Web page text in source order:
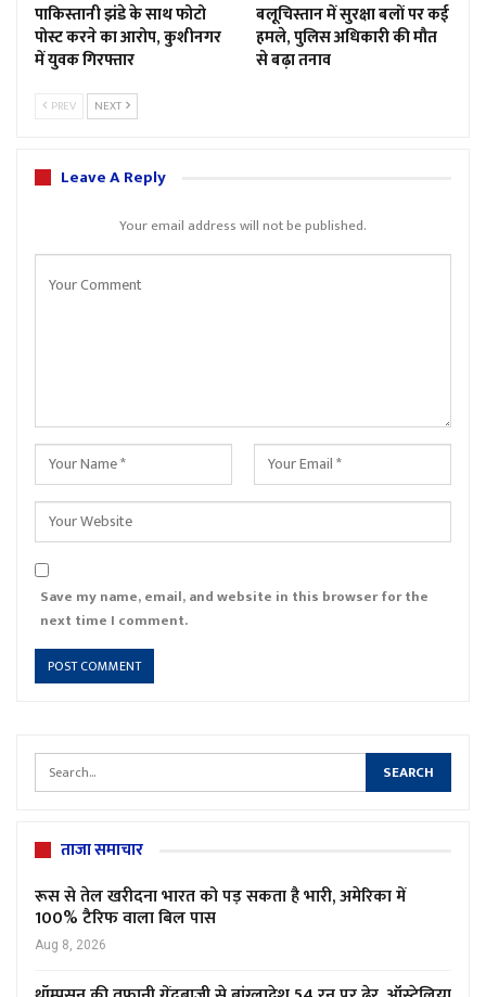
पाकिस्तानी झंडे के साथ फोटो
पोस्ट करने का आरोप, कुशीनगर
में युवक गिरफ्तार
बलूचिस्तान में सुरक्षा बलों पर कई
हमले, पुलिस अधिकारी की मौत
से बढ़ा तनाव
PREV NEXT
Leave A Reply
Your email address will not be published.
Save my name, email, and website in this browser for the
next time I comment.
ताजा समाचार
रूस से तेल खरीदना भारत को पड़ सकता है भारी, अमेरिका में
100% टैरिफ वाला बिल पास
Aug 8, 2026